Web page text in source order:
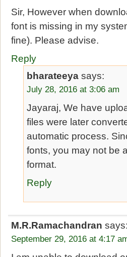
Sir, However when
font is missing in my
fine). Please advise.
Reply
bharateeya says:
July 28, 2016 at 3:06 am
Jayaraj, We have
files were later
automatic process.
fonts, you may not be
format.
Reply
M.R.Ramachandran says:
September 29, 2016 at 4:17